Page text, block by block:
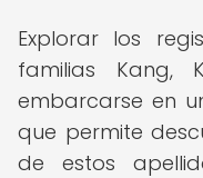
Explorar los
familias
embarcarse en
que permite
de estos